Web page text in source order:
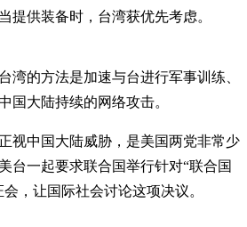
提供装备时，台湾获优先考虑。
湾的方法是加速与台进行军事训练、
国大陆持续的网络攻击。
视中国大陆威胁，是美国两党非常少
台一起要求联合国举行针对“联合国
，让国际社会讨论这项决议。